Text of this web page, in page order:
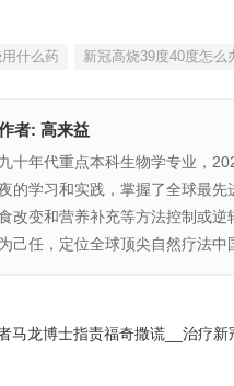
什么药 新冠高烧39度40度怎么
者: 高来益
九十年代重点本科生物学专业，
的学习和实践，掌握了全球最
改变和营养补充等方法控制或
为己任，定位全球顶尖自然疗法中
马龙博士指责福奇撒谎__治疗新